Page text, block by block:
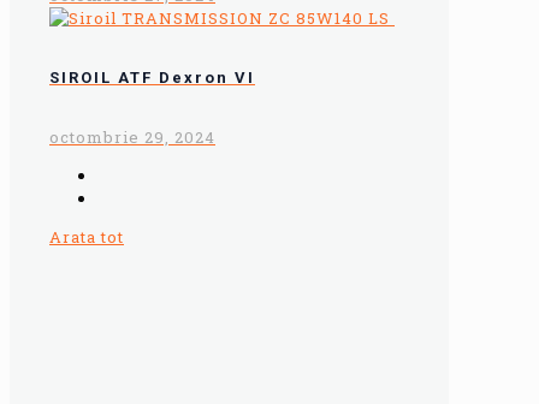
SIROIL ATF Dexron VI
octombrie 29, 2024
Arata tot